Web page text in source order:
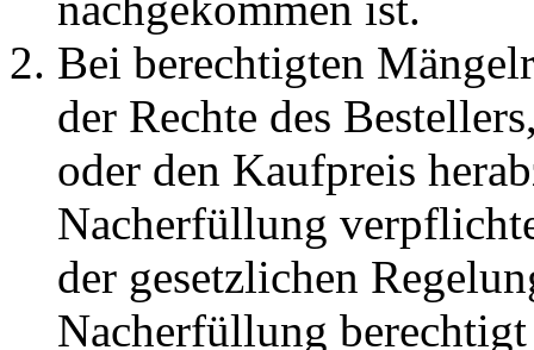
Bei berechtigten
der Rechte des
oder den Kaufpreis
Nacherfüllung
der gesetzlichen
Nacherfüllung